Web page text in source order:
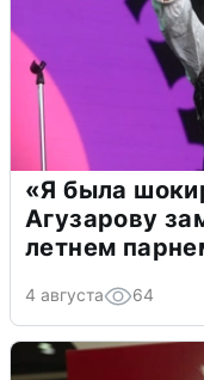
«Я была
Агузарову
летнем
4 августа 64